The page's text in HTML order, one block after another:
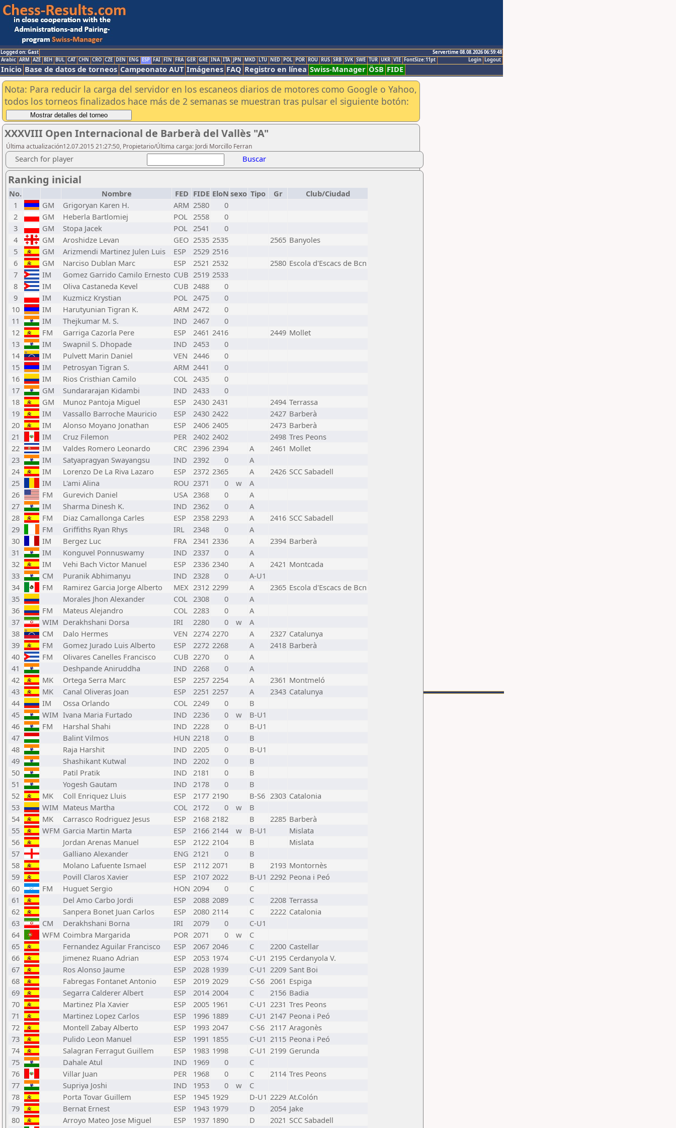
Logged on: Gast
Servertime 08.08.2026 06:59:48
Logout
Login
Arabic ARM AZE BIH BUL CAT CHN CRO CZE DEN ENG ESP FAI FIN FRA GER GRE INA ITA JPN MKD LTU NED POL POR ROU RUS SRB SVK SWE TUR UKR VIE FontSize:11pt
Inicio Base de datos de torneos Campeonato AUT Imágenes FAQ Registro en línea Swiss-Manager ÖSB FIDE
Nota: Para reducir la carga del servidor en los escaneos diarios de motores como Google o Yahoo,
todos los torneos finalizados hace más de 2 semanas se muestran tras pulsar el siguiente botón:
XXXVIII Open Internacional de Barberà del Vallès "A"
Última actualización12.07.2015 21:27:50, Propietario/Última carga: Jordi Morcillo Ferran
Search for player Buscar
Ranking inicial
No. Nombre FED FIDE EloN sexo Tipo Gr
Club/Ciudad
1
GM Grigoryan Karen H. ARM 2580
0
2
GM Heberla Bartlomiej POL 2558
0
3
GM Stopa Jacek POL 2541
0
4
GM Aroshidze Levan GEO 2535 2535 2565 Banyoles
5
GM Arizmendi Martinez Julen Luis ESP 2529 2516
6
GM Narciso Dublan Marc ESP 2521 2532 2580 Escola d'Escacs de Bcn
7
IM Gomez Garrido Camilo Ernesto CUB 2519 2533
8
IM Oliva Castaneda Kevel CUB 2488
0
9
IM Kuzmicz Krystian POL 2475
0
10
IM Harutyunian Tigran K. ARM 2472
0
11
IM Thejkumar M. S. IND 2467
0
12
FM Garriga Cazorla Pere ESP 2461 2416 2449 Mollet
13
IM Swapnil S. Dhopade IND 2453
0
14
IM Pulvett Marin Daniel VEN 2446
0
15
IM Petrosyan Tigran S. ARM 2441
0
16
IM Rios Cristhian Camilo COL 2435
0
17
GM Sundararajan Kidambi IND 2433
0
18
GM Munoz Pantoja Miguel ESP 2430 2431 2494 Terrassa
19
IM Vassallo Barroche Mauricio ESP 2430 2422 2427 Barberà
20
IM Alonso Moyano Jonathan ESP 2406 2405 2473 Barberà
21
IM Cruz Filemon PER 2402 2402 2498 Tres Peons
22
IM Valdes Romero Leonardo CRC 2396 2394 A 2461 Mollet
23
IM Satyapragyan Swayangsu IND 2392 0
A
24
IM Lorenzo De La Riva Lazaro ESP 2372 2365 A 2426 SCC Sabadell
25
IM L'ami Alina ROU 2371 0 w
A
26
FM Gurevich Daniel USA 2368 0
A
27
IM Sharma Dinesh K. IND 2362 0
A
28
FM Diaz Camallonga Carles ESP 2358 2293 A 2416 SCC Sabadell
29
FM Griffiths Ryan Rhys IRL 2348 0
A
30
IM Bergez Luc FRA 2341 2336 A 2394 Barberà
31
IM Konguvel Ponnuswamy IND 2337 0
A
32
IM Vehi Bach Victor Manuel ESP 2336 2340 A 2421 Montcada
33
CM Puranik Abhimanyu IND 2328 0
A-U1
34
FM Ramirez Garcia Jorge Alberto MEX 2312 2299 A 2365 Escola d'Escacs de Bcn
35
Morales Jhon Alexander COL 2308 0
A
36
FM Mateus Alejandro COL 2283 0
A
37
WIM Derakhshani Dorsa IRI 2280 0 w
A
38
CM Dalo Hermes VEN 2274 2270 A 2327 Catalunya
39
FM Gomez Jurado Luis Alberto ESP 2272 2268 A 2418 Barberà
40
FM Olivares Canelles Francisco CUB 2270 0
A
41
Deshpande Aniruddha IND 2268 0
A
42
MK Ortega Serra Marc ESP 2257 2254 A 2361 Montmeló
43
MK Canal Oliveras Joan ESP 2251 2257 A 2343 Catalunya
44
IM Ossa Orlando COL 2249 0
B
45
WIM Ivana Maria Furtado IND 2236 0 w
B-U1
46
FM Harshal Shahi IND 2228 0
B-U1
47
Balint Vilmos HUN 2218 0
B
48
Raja Harshit IND 2205 0
B-U1
49
Shashikant Kutwal IND 2202 0
B
50
Patil Pratik IND 2181 0
B
51
Yogesh Gautam IND 2178 0
B
52
MK Coll Enriquez Lluis ESP 2177 2190 B-S6 2303 Catalonia
53
WIM Mateus Martha COL 2172 0 w
B
54
MK Carrasco Rodriguez Jesus ESP 2168 2182 B 2285 Barberà
55
WFM Garcia Martin Marta ESP 2166 2144 w B-U1
Mislata
56
Jordan Arenas Manuel ESP 2122 2104 B
Mislata
57
Galliano Alexander ENG 2121 0
B
58
Molano Lafuente Ismael ESP 2112 2071 B 2193 Montornès
59
Povill Claros Xavier ESP 2107 2022 B-U1 2292 Peona i Peó
60
FM Huguet Sergio HON 2094 0
C
61
Del Amo Carbo Jordi ESP 2088 2089 C 2208 Terrassa
62
Sanpera Bonet Juan Carlos ESP 2080 2114 C 2222 Catalonia
63
CM Derakhshani Borna IRI 2079 0
C-U1
64
WFM Coimbra Margarida POR 2071 0 w
C
65
Fernandez Aguilar Francisco ESP 2067 2046 C 2200 Castellar
66
Jimenez Ruano Adrian ESP 2053 1974 C-U1 2195 Cerdanyola V.
67
Ros Alonso Jaume ESP 2028 1939 C-U1 2209 Sant Boi
68
Fabregas Fontanet Antonio ESP 2019 2029 C-S6 2061 Espiga
69
Segarra Calderer Albert ESP 2014 2004 C 2156 Badia
70
Martinez Pla Xavier ESP 2005 1961 C-U1 2231 Tres Peons
71
Martinez Lopez Carlos ESP 1996 1889 C-U1 2147 Peona i Peó
72
Montell Zabay Alberto ESP 1993 2047 C-S6 2117 Aragonès
73
Pulido Leon Manuel ESP 1991 1855 C-U1 2115 Peona i Peó
74
Salagran Ferragut Guillem ESP 1983 1998 C-U1 2199 Gerunda
75
Dahale Atul IND 1969 0
C
76
Villar Juan PER 1968 0 C 2114 Tres Peons
77
Supriya Joshi IND 1953 0 w
C
78
Porta Tovar Guillem ESP 1945 1929 D-U1 2229 At.Colón
79
Bernat Ernest ESP 1943 1979 D 2054 Jake
80
Arroyo Mateo Jose Miguel ESP 1937 1890 D 2021 SCC Sabadell